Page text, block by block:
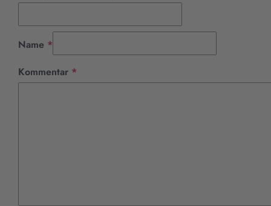
Name *
Kommentar *